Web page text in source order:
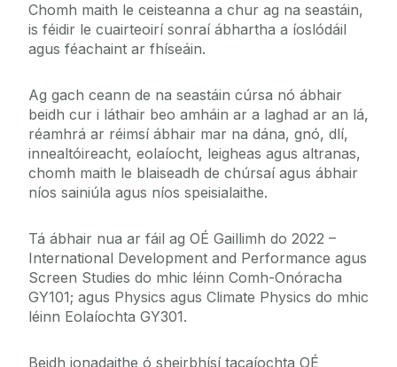
Chomh maith le ceisteanna a chur ag na seastáin,
is féidir le cuairteoirí sonraí ábhartha a íoslódáil
agus féachaint ar fhíseáin.
Ag gach ceann de na seastáin cúrsa nó ábhair
beidh cur i láthair beo amháin ar a laghad ar an lá,
réamhrá ar réimsí ábhair mar na dána, gnó, dlí,
innealtóireacht, eolaíocht, leigheas agus altranas,
chomh maith le blaiseadh de chúrsaí agus ábhair
níos sainiúla agus níos speisialaithe.
Tá ábhair nua ar fáil ag OÉ Gaillimh do 2022 –
International Development and Performance agus
Screen Studies do mhic léinn Comh-Onóracha
GY101; agus Physics agus Climate Physics do mhic
léinn Eolaíochta GY301.
Beidh ionadaithe ó sheirbhísí tacaíochta OÉ